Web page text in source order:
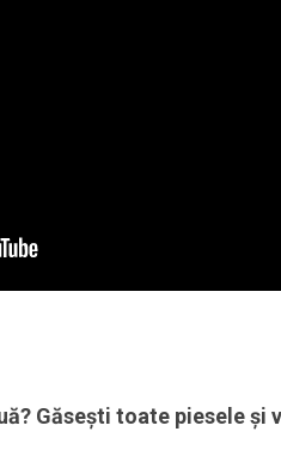
Găsești toate piesele